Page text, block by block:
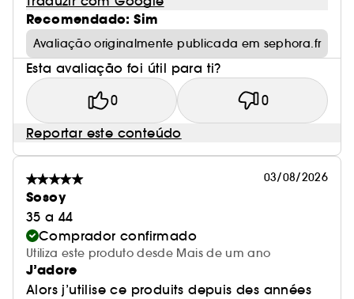
Recomendado: Sim
Avaliação originalmente publicada em sephora.fr
Esta avaliação foi útil para ti?
0 0
Reportar este conteúdo
03/08/2026
Sosoy
35 a 44
Comprador confirmado
Utiliza este produto desde Mais de um ano
J’adore
Alors j’utilise ce produits depuis des années